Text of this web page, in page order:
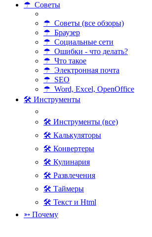
☂ Советы
☂ Советы (все обзоры)
☂ Браузер
☂ Социальные сети
☂ Ошибки - что делать?
☂ Что такое
☂ Электронная почта
☂ SEO
☂ Word, Excel, OpenOffice
🛠 Инструменты
🛠 Инструменты (все)
🛠 Калькуляторы
🛠 Конвертеры
🛠 Кулинария
🛠 Развлечения
🛠 Таймеры
🛠 Текст и Html
➳ Почему